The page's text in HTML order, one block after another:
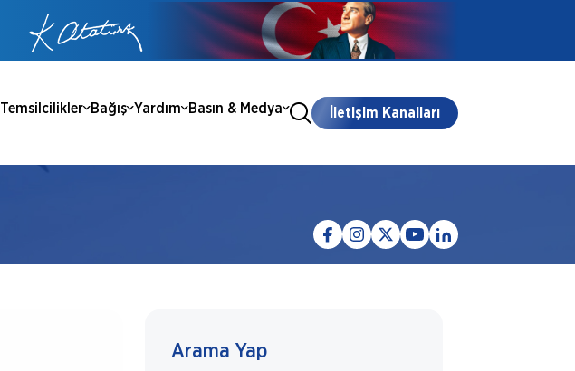
Temsilcilikler Bağış Yardım Basın & Medya İletişim Kanalları
Arama Yap